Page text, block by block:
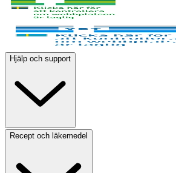
Hjälp och support
Recept och läkemedel